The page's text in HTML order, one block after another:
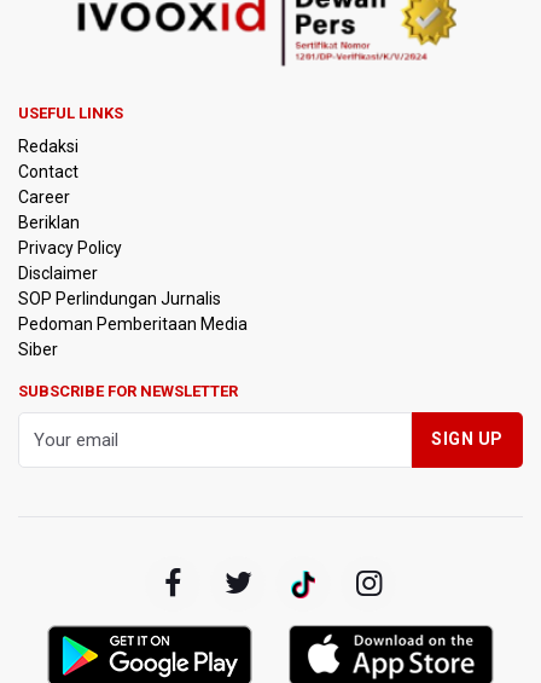
KKI Sebut Ada 10 Nakes Diduga Beri Komentar Nirempati
pada Unggahan Pasien BPJS Kesehatan
Libya
Polisi Selidiki Temuan Senjata Api di Yayasan Sekolah
995 Senjata Api Ditemukan di Sekolah Swasta di Pondok
Pinang, Jakarta Selatan
Pemerintah Gelar Operasi Modifikasi Cuaca Percepat
Pemadaman Karhutla Gunung Bromo
Kemenkeu Ambil Alih 60 Persen Saham KCIC
KPK Sebut Pejabat Kemenhut Diduga Menerima 12.500
Dolar Singapura dari Bupati Kuantan Singingi Nonaktif
Amnesty International Desak Hentikan Sementara dan
USEFUL LINKS
Redaksi
Contact
Career
Beriklan
Privacy Policy
Disclaimer
SOP Perlindungan Jurnalis
Pedoman Pemberitaan Media
Siber
SUBSCRIBE FOR NEWSLETTER